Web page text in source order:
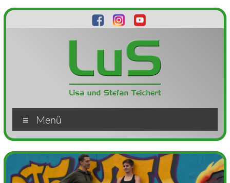
Zum
Lisa
und
Stefan
Teichert
Menü